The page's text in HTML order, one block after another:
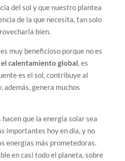
del sol y que nuestro plantea
de la que necesita, tan solo
bien.
muy beneficioso porque no es
el calentamiento global, es
es el sol, contribuye al
genera muchos
que la energía solar sea
importantes hoy en día, y no
energías más prometedoras.
en casi todo el planeta, sobre